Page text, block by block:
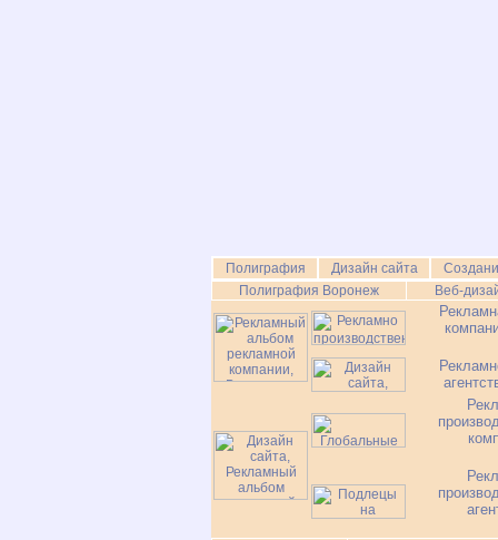
Полиграфия Дизайн сайта
Полиграфия Воронеж
Веб-